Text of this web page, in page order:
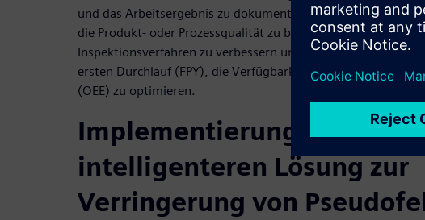
und das Arbeitsergebnis zu dokumentieren. KI lässt sich
die Produkt- oder Prozessqualität zu bewerten oder
Inspektionsverfahren zu verbessern und so wichtige KPIs wie
ersten Durchlauf (FPY), die Verfügbarkeit und die
(OEE) zu optimieren.
Implementierung einer
intelligenteren Lösung zur
Verringerung von